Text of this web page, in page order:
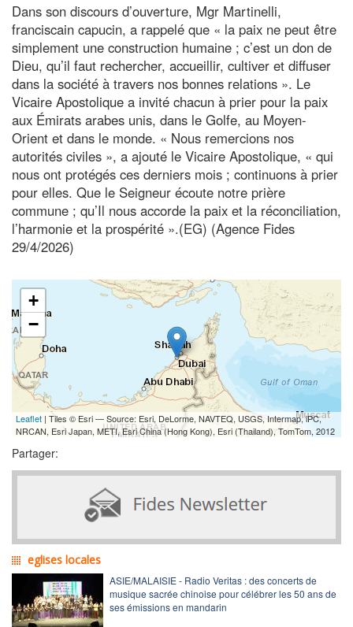
Dans son discours d’ouverture, Mgr Martinelli,
franciscain capucin, a rappelé que « la paix ne peut être
simplement une construction humaine ; c’est un don de
Dieu, qu’il faut rechercher, accueillir, cultiver et diffuser
dans la société à travers nos bonnes relations ». Le
Vicaire Apostolique a invité chacun à prier pour la paix
aux Émirats arabes unis, dans le Golfe, au Moyen-
Orient et dans le monde. « Nous remercions nos
autorités civiles », a ajouté le Vicaire Apostolique, « qui
nous ont protégés ces derniers mois ; continuons à prier
pour elles. Que le Seigneur écoute notre prière
commune ; qu’Il nous accorde la paix et la réconciliation,
l’harmonie et la prospérité ».(EG) (Agence Fides
29/4/2026)
+
−
Leaflet | Tiles © Esri — Source: Esri, DeLorme, NAVTEQ, USGS, Intermap, iPC,
NRCAN, Esri Japan, METI, Esri China (Hong Kong), Esri (Thailand), TomTom, 2012
Partager:
eglises locales
ASIE/MALAISIE - Radio Veritas : des concerts de
musique sacrée chinoise pour célébrer les 50 ans de
ses émissions en mandarin